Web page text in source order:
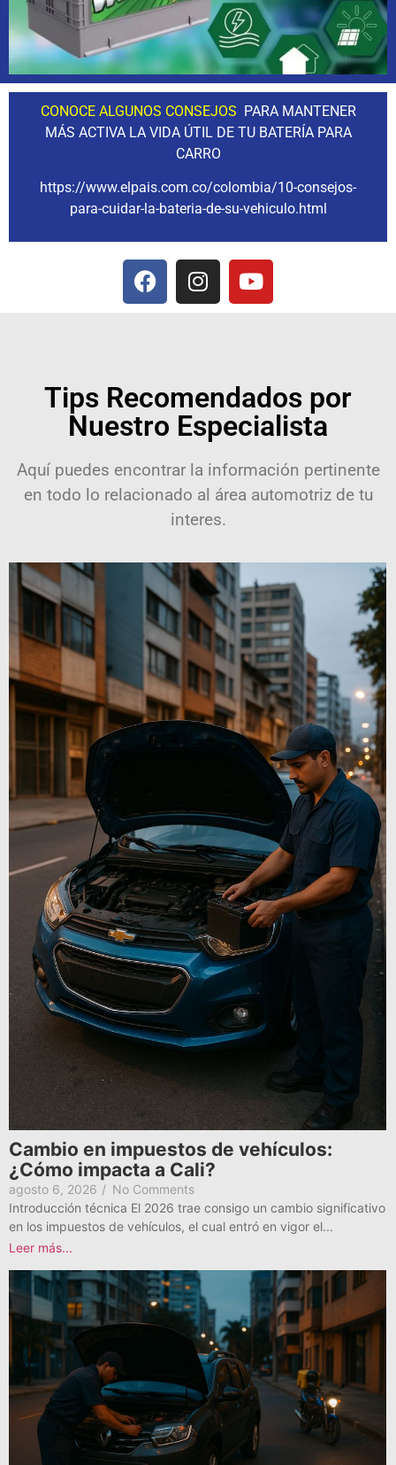
CONOCE ALGUNOS CONSEJOS PARA MANTENER
MÁS ACTIVA LA VIDA ÚTIL DE TU BATERÍA PARA
CARRO
https://www.elpais.com.co/colombia/10-consejos-
para-cuidar-la-bateria-de-su-vehiculo.html
Tips Recomendados por
Nuestro Especialista
Aquí puedes encontrar la información pertinente
en todo lo relacionado al área automotriz de tu
interes.
Cambio en impuestos de vehículos:
¿Cómo impacta a Cali?
agosto 6, 2026 / No Comments
Introducción técnica El 2026 trae consigo un cambio significativo
en los impuestos de vehículos, el cual entró en vigor el...
Leer más...